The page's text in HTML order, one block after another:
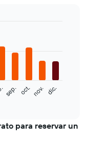
sep. oct. nov. dic.
para reservar un